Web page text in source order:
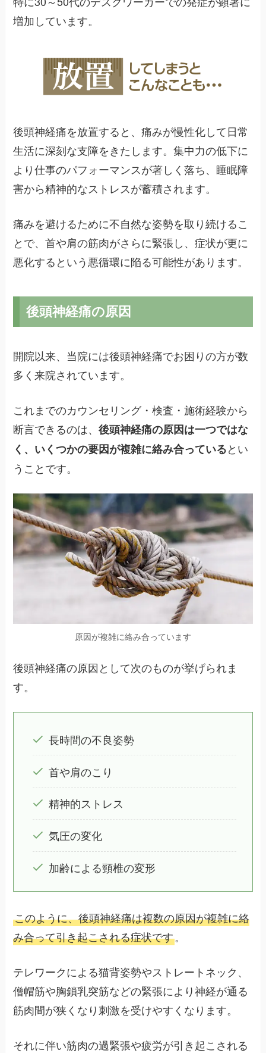
増加しています。
後頭神経痛を放置すると、痛みが慢性化して日常
生活に深刻な支障をきたします。集中力の低下に
より仕事のパフォーマンスが著しく落ち、睡眠障
害から精神的なストレスが蓄積されます。
痛みを避けるために不自然な姿勢を取り続けるこ
とで、首や肩の筋肉がさらに緊張し、症状が更に
悪化するという悪循環に陥る可能性があります。
後頭神経痛の原因
開院以来、当院には後頭神経痛でお困りの方が数
多く来院されています。
これまでのカウンセリング・検査・施術経験から
断言できるのは、後頭神経痛の原因は一つではな
く、いくつかの要因が複雑に絡み合っているとい
うことです。
原因が複雑に絡み合っています
後頭神経痛の原因として次のものが挙げられま
す。
長時間の不良姿勢
首や肩のこり
精神的ストレス
気圧の変化
加齢による頸椎の変形
このように、後頭神経痛は複数の原因が複雑に絡
み合って引き起こされる症状です。
テレワークによる猫背姿勢やストレートネック、
僧帽筋や胸鎖乳突筋などの緊張により神経が通る
筋肉間が狭くなり刺激を受けやすくなります。
それに伴い筋肉の過緊張や疲労が引き起こされる